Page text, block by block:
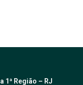
1ª Região – RJ